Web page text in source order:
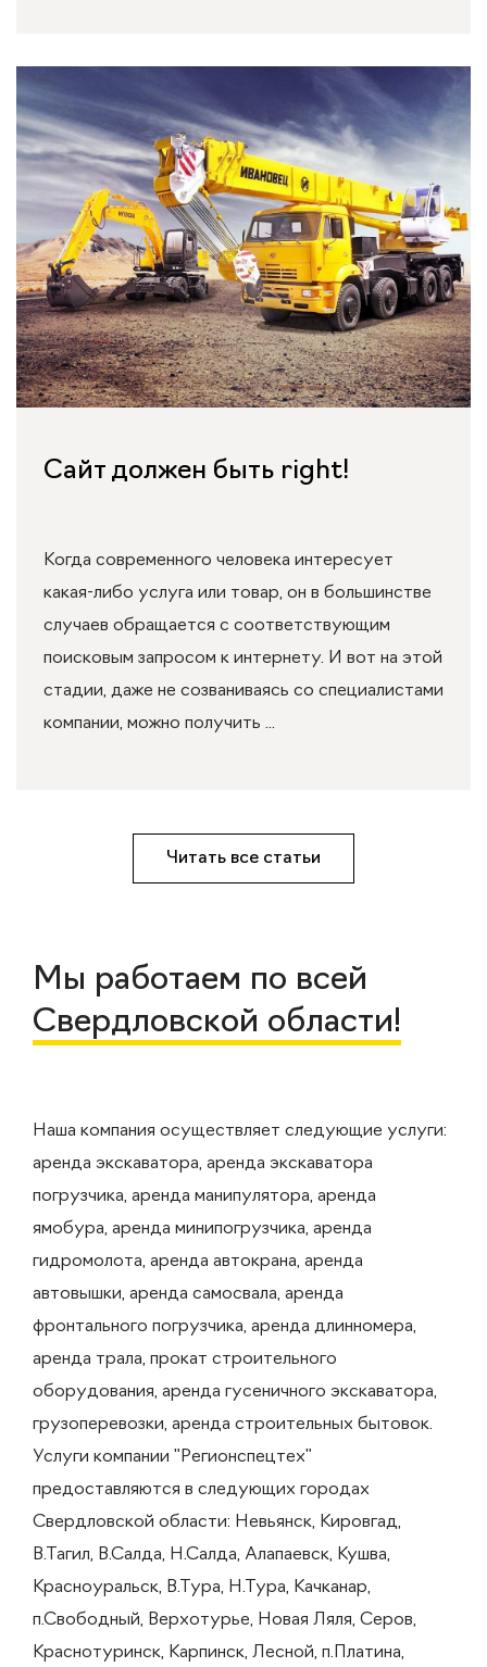
Сайт должен быть right!
Когда современного человека интересует
какая-либо услуга или товар, он в большинстве
случаев обращается с соответствующим
поисковым запросом к интернету. И вот на этой
стадии, даже не созваниваясь со специалистами
компании, можно получить ...
Читать все статьи
Мы работаем по всей
Свердловской области!
Наша компания осуществляет следующие услуги:
аренда экскаватора, аренда экскаватора
погрузчика, аренда манипулятора, аренда
ямобура, аренда минипогрузчика, аренда
гидромолота, аренда автокрана, аренда
автовышки, аренда самосвала, аренда
фронтального погрузчика, аренда длинномера,
аренда трала, прокат строительного
оборудования, аренда гусеничного экскаватора,
грузоперевозки, аренда строительных бытовок.
Услуги компании "Регионспецтех"
предоставляются в следующих городах
Свердловской области: Невьянск, Кировгад,
В.Тагил, В.Салда, Н.Салда, Алапаевск, Кушва,
Красноуральск, В.Тура, Н.Тура, Качканар,
п.Свободный, Верхотурье, Новая Ляля, Серов,
Краснотуринск, Карпинск, Лесной, п.Платина,